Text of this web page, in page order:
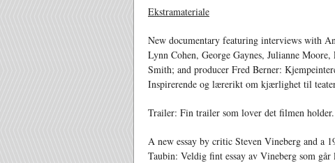
Ekstramateriale
New documentary featuring interviews with
Lynn Cohen, George Gaynes, Julianne
Smith; and producer Fred Berner:
Inspirerende og lærerikt om kjærlighet til
Trailer: Fin trailer som lover det filmen
A new essay by critic Steven Vineberg and a
Taubin: Veldig fint essay av Vineberg som